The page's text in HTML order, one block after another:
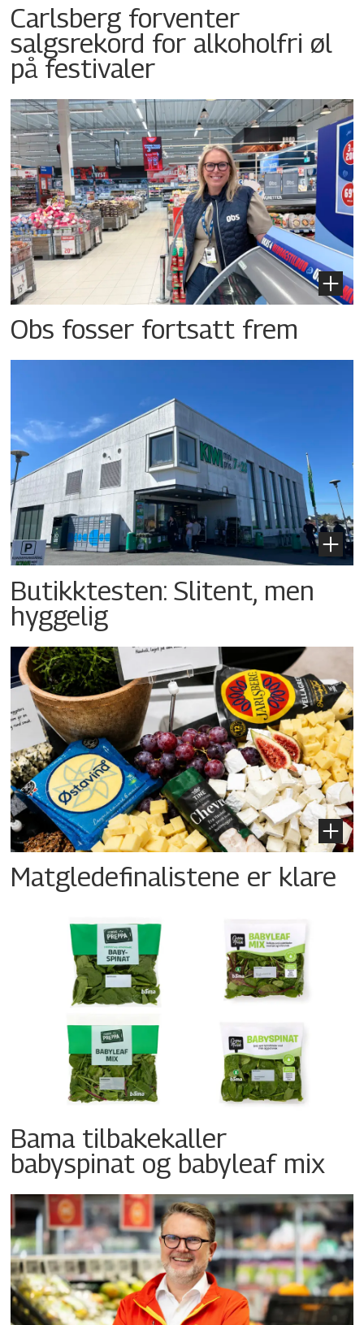
Carlsberg forventer
salgsrekord for alkoholfri øl
på festivaler
Obs fosser fortsatt frem
Butikktesten: Slitent, men
hyggelig
Matgledefinalistene er klare
Bama tilbakekaller
babyspinat og babyleaf mix